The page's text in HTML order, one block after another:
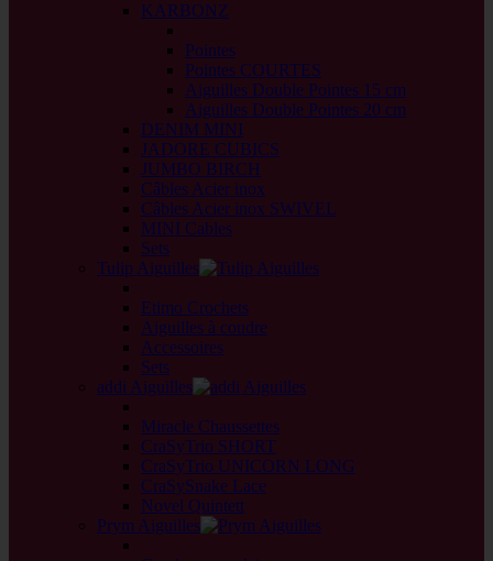
KARBONZ
Pointes
Pointes COURTES
Aiguilles Double Pointes 15 cm
Aiguilles Double Pointes 20 cm
DENIM MINI
JADORE CUBICS
JUMBO BIRCH
Câbles Acier inox
Câbles Acier inox SWIVEL
MINI Cables
Sets
Tulip Aiguilles
Etimo Crochets
Aiguilles à coudre
Accessoires
Sets
addi Aiguilles
Miracle Chaussettes
CraSyTrio SHORT
CraSyTrio UNICORN LONG
CraSySnake Lace
Novel Quintett
Prym Aiguilles